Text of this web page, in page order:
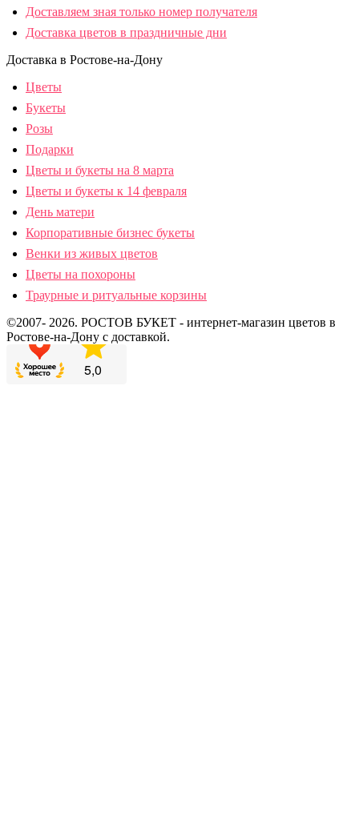
Доставляем зная только номер получателя
Доставка цветов в праздничные дни
Доставка в Ростове-на-Дону
Цветы
Букеты
Розы
Подарки
Цветы и букеты на 8 марта
Цветы и букеты к 14 февраля
День матери
Корпоративные бизнес букеты
Венки из живых цветов
Цветы на похороны
Траурные и ритуальные корзины
©2007- 2026. РОСТОВ БУКЕТ - интернет-магазин цветов в
Ростове-на-Дону с доставкой.